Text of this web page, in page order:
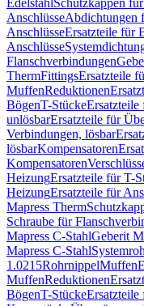
EdelstahlSchutzkappen
AnschlüsseAbdichtungen
AnschlüsseErsatzteile für
Anschlüsse
Flanschverbindungen
ThermFittingsErsatzteile
MuffenReduktionen
BögenT-StückeErsatzteile
unlösbarErsatzteile für
Verbindungen, lösbar
lösbarKompensatoren
Kompensatoren
HeizungErsatzteile für T-
HeizungErsatzteile für
Mapress Therm
Schraube für
Mapress C-StahlGeberit
Mapress C-Stahl
1.0215RohrnippelMuffen
MuffenReduktionen
BögenT-StückeErsatzteile